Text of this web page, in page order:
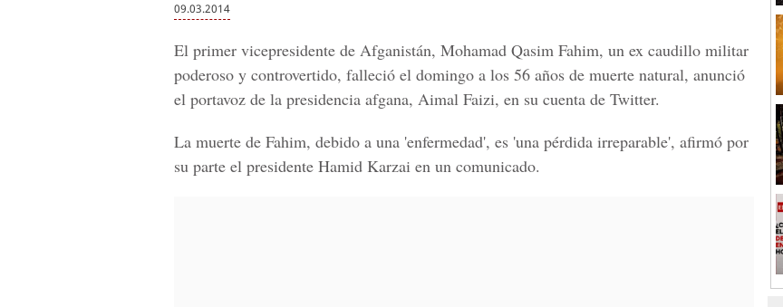
09.03.2014
El primer vicepresidente de Afganistán, Mohamad Qasim Fahim, un ex caudillo militar
poderoso y controvertido, falleció el domingo a los 56 años de muerte natural, anunció
el portavoz de la presidencia afgana, Aimal Faizi, en su cuenta de Twitter.
La muerte de Fahim, debido a una 'enfermedad', es 'una pérdida irreparable', afirmó por
su parte el presidente Hamid Karzai en un comunicado.